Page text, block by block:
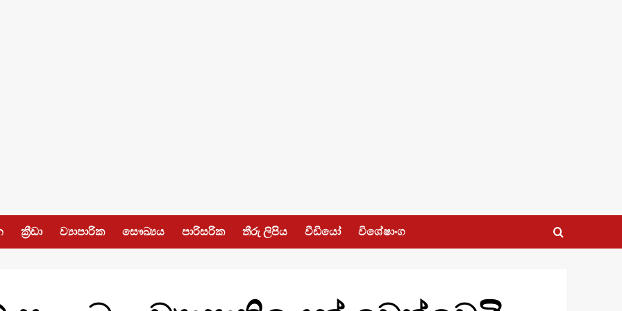
ක්‍රීඩා ව්‍යාපාරික සෞඛ්‍යය පාරිසරික තීරු ලිපිය වීඩියෝ විශේෂාංග